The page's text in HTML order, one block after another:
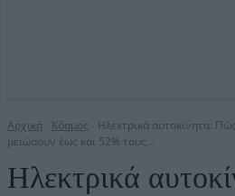
Αρχική Κόσμος
Ηλεκτρικά αυτοκίνητα:
μειώσουν έως και 52% τους...
Ηλεκτρικά